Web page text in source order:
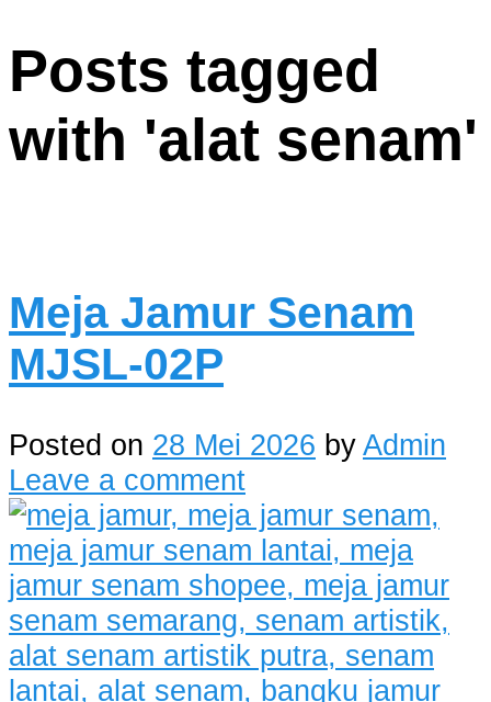
Posts tagged
with 'alat senam'
Meja Jamur Senam
MJSL-02P
Posted on 28 Mei 2026 byAdmin
Leave a comment